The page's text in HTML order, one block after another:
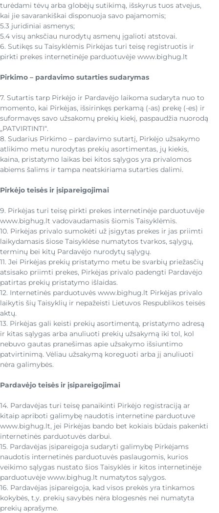
turėdami tėvų arba globėjų sutikimą, išskyrus tuos atvejus,
kai jie savarankiškai disponuoja savo pajamomis;
5.3 juridiniai asmenys;
5.4 visų anksčiau nurodytų asmenų įgalioti atstovai.
6. Sutikęs su Taisyklėmis Pirkėjas turi teisę registruotis ir
pirkti prekes internetinėje parduotuvėje www.bighug.lt
Pirkimo – pardavimo sutarties sudarymas
7. Sutartis tarp Pirkėjo ir Pardavėjo laikoma sudaryta nuo to
momento, kai Pirkėjas, išsirinkęs perkamą (-as) prekę (-es) ir
suformavęs savo užsakomų prekių kiekį, paspaudžia nuorodą
„PATVIRTINTI“.
8. Sudarius Pirkimo – pardavimo sutartį, Pirkėjo užsakymo
atlikimo metu nurodytas prekių asortimentas, jų kiekis,
kaina, pristatymo laikas bei kitos sąlygos yra privalomos
abiems šalims ir tampa neatskiriama sutarties dalimi.
Pirkėjo teisės ir įsipareigojimai
9. Pirkėjas turi teisę pirkti prekes internetinėje parduotuvėje
www.bighug.lt vadovaudamasis šiomis Taisyklėmis.
10. Pirkėjas privalo sumokėti už įsigytas prekes ir jas priimti
laikydamasis šiose Taisyklėse numatytos tvarkos, sąlygų,
terminų bei kitų Pardavėjo nurodytų sąlygų.
11. Jei Pirkėjas prekių pristatymo metu be svarbių priežasčių
atsisako priimti prekes, Pirkėjas privalo padengti Pardavėjo
patirtas prekių pristatymo išlaidas.
12. Internetinės parduotuvės www.bighug.lt Pirkėjas privalo
laikytis šių Taisyklių ir nepažeisti Lietuvos Respublikos teisės
aktų.
13. Pirkėjas gali keisti prekių asortimentą, pristatymo adresą
ir kitas sąlygas arba anuliuoti prekių užsakymą iki tol, kol
nebuvo gautas pranešimas apie užsakymo išsiuntimo
patvirtinimą. Vėliau užsakymą koreguoti arba jį anuliuoti
nėra galimybės.
Pardavėjo teisės ir įsipareigojimai
14. Pardavėjas turi teisę panaikinti Pirkėjo registraciją ar
kitaip apriboti galimybę naudotis internetine parduotuve
www.bighug.lt, jei Pirkėjas bando bet kokiais būdais pakenkti
internetinės parduotuvės darbui.
15. Pardavėjas įsipareigoja sudaryti galimybę Pirkėjams
naudotis internetinės parduotuvės paslaugomis, kurios
veikimo sąlygas nustato šios Taisyklės ir kitos internetinėje
parduotuvėje www.bighug.lt numatytos sąlygos.
16. Pardavėjas įsipareigoja, kad visos prekės yra tinkamos
kokybės, t.y. prekių savybės nėra blogesnės nei numatyta
prekių aprašyme.